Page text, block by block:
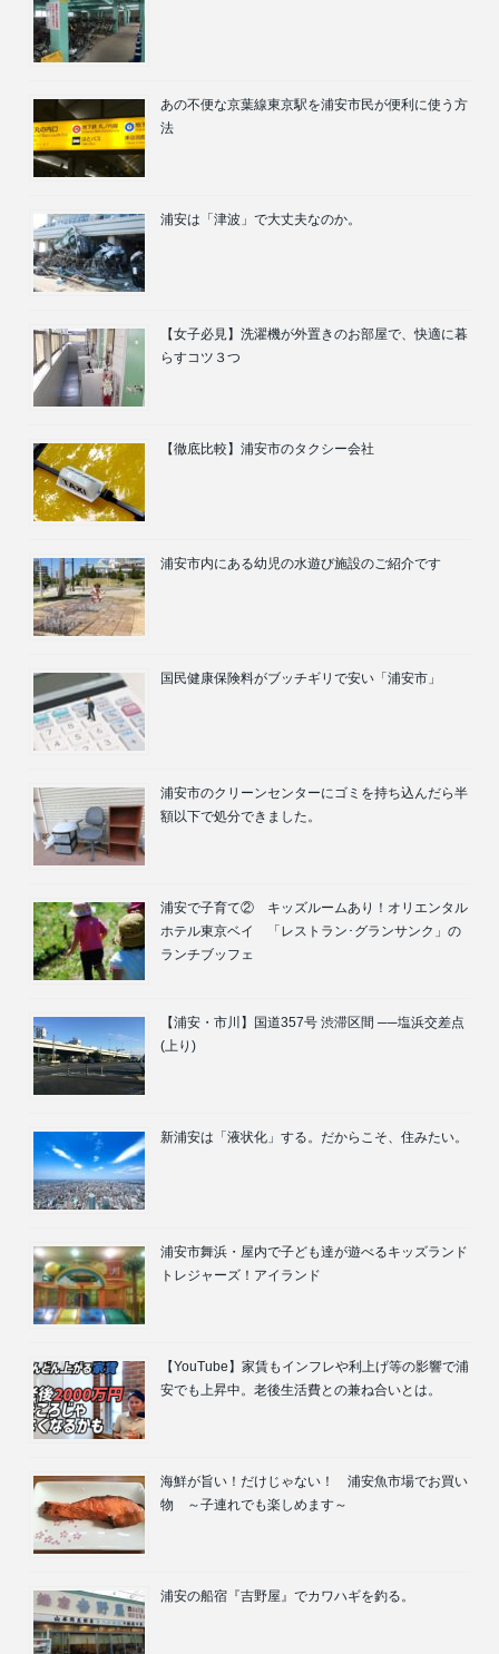
あの不便な京葉線東京駅を浦安市民が便利に使う方
法
浦安は「津波」で大丈夫なのか。
【女子必見】洗濯機が外置きのお部屋で、快適に暮
らすコツ３つ
【徹底比較】浦安市のタクシー会社
浦安市内にある幼児の水遊び施設のご紹介です
国民健康保険料がブッチギリで安い「浦安市」
浦安市のクリーンセンターにゴミを持ち込んだら半
額以下で処分できました。
浦安で子育て② キッズルームあり！オリエンタル
ホテル東京ベイ 「レストラン･グランサンク」の
ランチブッフェ
【浦安・市川】国道357号 渋滞区間 ──塩浜交差点
(上り)
新浦安は「液状化」する。だからこそ、住みたい。
浦安市舞浜・屋内で子ども達が遊べるキッズランド
トレジャーズ！アイランド
【YouTube】家賃もインフレや利上げ等の影響で浦
安でも上昇中。老後生活費との兼ね合いとは。
海鮮が旨い！だけじゃない！ 浦安魚市場でお買い
物 ～子連れでも楽しめます～
浦安の船宿『吉野屋』でカワハギを釣る。